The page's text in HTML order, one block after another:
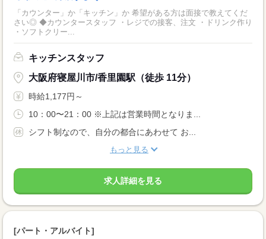
「カウンター」か「キッチン」か 希望がある方は面接で教えてくだ
さい◎ ◆カウンタースタッフ ・レジでの接客、注文 ・ドリンク作り
・ソフトクリー...
キッチンスタッフ
大阪府寝屋川市/香里園駅（徒歩 11分）
時給1,177円～
10：00〜21：00 ※上記は営業時間となりま...
シフト制なので、自分の都合にあわせて お...
もっと見る
求人詳細を見る
[パート・アルバイト]